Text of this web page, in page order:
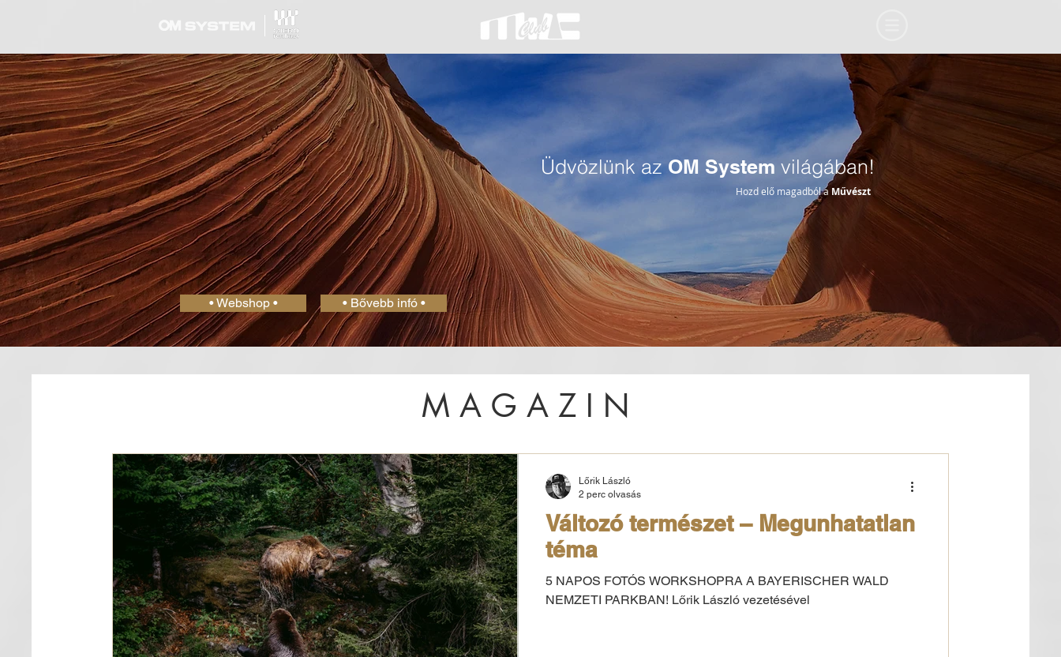
Hozd elő magadból a Művészt
Üdvözlünk az OM System világában!
• Webshop • • Bővebb infó •
Változó természet – Megunhatatlan
téma
5 NAPOS FOTÓS WORKSHOPRA A BAYERISCHER WALD
NEMZETI PARKBAN! Lőrik László vezetésével
Lőrik László
2 perc olvasás
MAGAZIN